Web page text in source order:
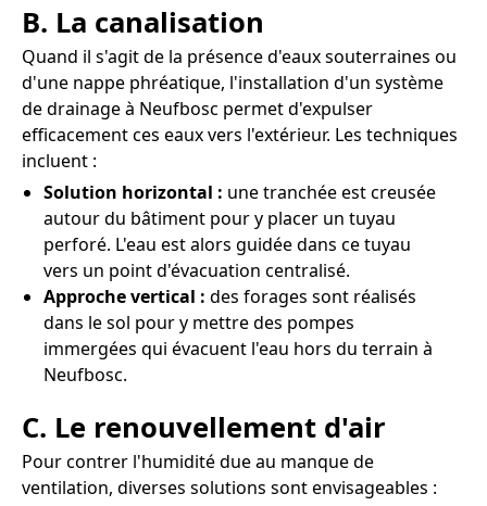
B. La canalisation
Quand il s'agit de la présence d'eaux souterraines ou
d'une nappe phréatique, l'installation d'un système
de drainage à Neufbosc permet d'expulser
efficacement ces eaux vers l'extérieur. Les techniques
incluent :
Solution horizontal : une tranchée est creusée
autour du bâtiment pour y placer un tuyau
perforé. L'eau est alors guidée dans ce tuyau
vers un point d'évacuation centralisé.
Approche vertical : des forages sont réalisés
dans le sol pour y mettre des pompes
immergées qui évacuent l'eau hors du terrain à
Neufbosc.
C. Le renouvellement d'air
Pour contrer l'humidité due au manque de
ventilation, diverses solutions sont envisageables :